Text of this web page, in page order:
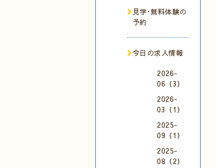
見学･無料体験の
予約
今日の求人情報
2026-
06（3）
2026-
03（1）
2025-
09（1）
2025-
08（2）